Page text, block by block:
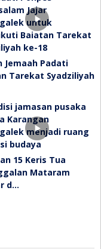
Jemaah Padati
Tarekat Syadziliyah
15 Keris Tua
Mataram
d…